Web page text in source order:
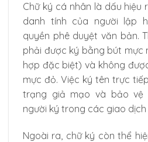
Chữ ký cá nhân là dấu hiệu
danh tính của người lập
quyền phê duyệt văn bản.
phải được ký bằng bút mực
hợp đặc biệt) và không
mực đỏ. Việc ký tên trực
trạng giả mạo và bảo vệ
người ký trong các giao
Ngoài ra, chữ ký còn thể